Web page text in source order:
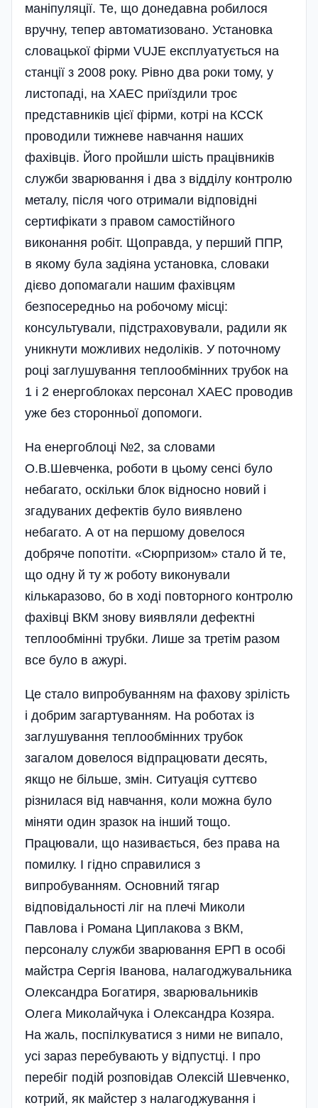
маніпуляції. Те, що донедавна робилося
вручну, тепер автоматизовано. Установка
словацької фірми VUJЕ експлуатується на
станції з 2008 року. Рівно два роки тому, у
листопаді, на ХАЕС приїздили троє
представників цієї фірми, котрі на КССК
проводили тижневе навчання наших
фахівців. Його пройшли шість працівників
служби зварювання і два з відділу контролю
металу, після чого отримали відповідні
сертифі­кати з правом самостійного
виконання робіт. Щоправда, у перший ППР,
в якому була задіяна установка, словаки
дієво допомагали нашим фахівцям
безпосередньо на робочому місці:
консультували, підстраховували, радили як
уникнути можливих недоліків. У поточному
році заглушування теплообмінних трубок на
1 і 2 енерго­блоках персонал ХАЕС проводив
уже без сторонньої допомоги.
На енергоблоці №2, за словами
О.В.Шевченка, роботи в цьому сенсі було
небагато, оскільки блок відносно новий і
згадуваних дефектів було виявлено
небагато. А от на першому довелося
добряче попотіти. «Сюрпризом» стало й те,
що одну й ту ж роботу виконували
кількаразово, бо в ході повторного контролю
фахівці ВКМ знову виявляли дефектні
теплообмінні трубки. Лише за третім разом
все було в ажурі.
Це стало випробуванням на фахову зрілість
і добрим загартуванням. На роботах із
заглушування теплообмінних трубок
загалом довелося відпрацювати десять,
якщо не більше, змін. Ситуація суттєво
різнилася від навчання, коли можна було
міняти один зразок на інший тощо.
Працювали, що називається, без права на
помилку. І гідно справилися з
випробуванням. Основний тягар
відповідальності ліг на плечі Миколи
Павлова і Романа Циплакова з ВКМ,
персоналу служби зварювання ЕРП в особі
майстра Сергія Іванова, налагоджувальника
Олександра Богатиря, зварювальників
Олега Миколайчука і Олександра Козяра.
На жаль, поспілкуватися з ними не випало,
усі зараз перебувають у відпустці. І про
пере­біг подій розповідав Олексій Шевченко,
котрий, як майстер з налагоджування і